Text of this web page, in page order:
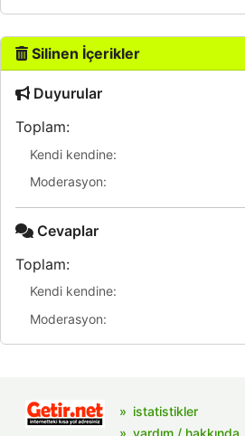
Silinen İçerikler
Duyurular
Toplam:
Kendi kendine:
Moderasyon:
Cevaplar
Toplam:
Kendi kendine:
Moderasyon:
istatistikler
yardım / hakkında